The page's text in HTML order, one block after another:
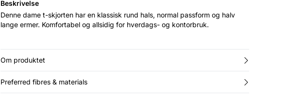
Beskrivelse
Denne dame t-skjorten har en klassisk rund hals, normal passform og halv
lange ermer. Komfortabel og allsidig for hverdags- og kontorbruk.
Om produktet
Preferred fibres & materials